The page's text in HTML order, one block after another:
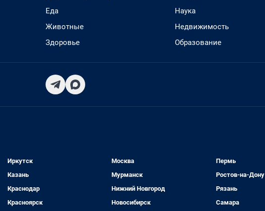
Еда
Животные
Здоровье
Наука
Недвижимость
Образование
Иркутск
Казань
Краснодар
Красноярск
Москва
Мурманск
Нижний Новгород
Новосибирск
Пермь
Ростов-на-Дону
Рязань
Самара